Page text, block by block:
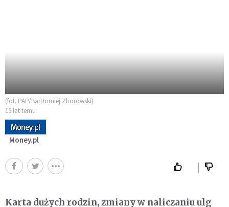
(fot. PAP/Bartłomiej Zborowski)
13 lat temu
Money.pl
Karta dużych rodzin, zmiany w naliczaniu ulg